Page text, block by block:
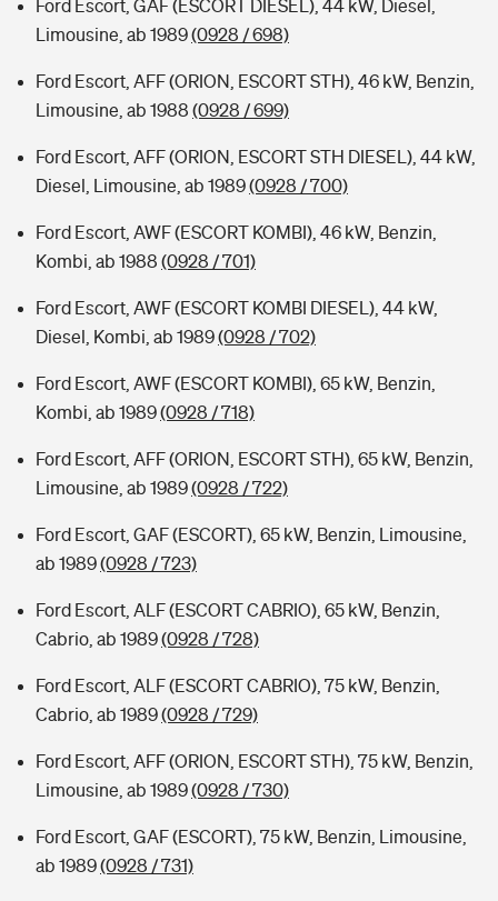
Ford Escort, GAF (ESCORT DIESEL), 44 kW, Diesel,
Limousine, ab 1989(0928 / 698)
Ford Escort, AFF (ORION, ESCORT STH), 46 kW, Benzin,
Limousine, ab 1988 (0928 / 699)
Ford Escort, AFF (ORION, ESCORT STH DIESEL), 44 kW,
Diesel, Limousine, ab 1989(0928 / 700)
Ford Escort, AWF (ESCORT KOMBI), 46 kW, Benzin,
Kombi, ab 1988 (0928 / 701)
Ford Escort, AWF (ESCORT KOMBI DIESEL), 44 kW,
Diesel, Kombi, ab 1989(0928 / 702)
Ford Escort, AWF (ESCORT KOMBI), 65 kW, Benzin,
Kombi, ab 1989(0928 / 718)
Ford Escort, AFF (ORION, ESCORT STH), 65 kW, Benzin,
Limousine, ab 1989(0928 / 722)
Ford Escort, GAF (ESCORT), 65 kW, Benzin, Limousine,
ab 1989(0928 / 723)
Ford Escort, ALF (ESCORT CABRIO), 65 kW, Benzin,
Cabrio, ab 1989(0928 / 728)
Ford Escort, ALF (ESCORT CABRIO), 75 kW, Benzin,
Cabrio, ab 1989(0928 / 729)
Ford Escort, AFF (ORION, ESCORT STH), 75 kW, Benzin,
Limousine, ab 1989(0928 / 730)
Ford Escort, GAF (ESCORT), 75 kW, Benzin, Limousine,
ab 1989(0928 / 731)